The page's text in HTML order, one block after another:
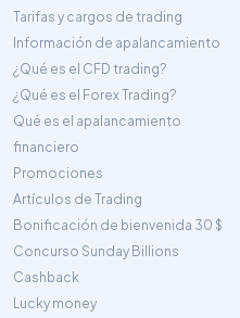
Tarifas y cargos de trading
Información de apalancamiento
¿Qué es el CFD trading?
¿Qué es el Forex Trading?
Qué es el apalancamiento
financiero
Promociones
Artículos de Trading
Bonificación de bienvenida 30 $
Concurso Sunday Billions
Cashback
Lucky money